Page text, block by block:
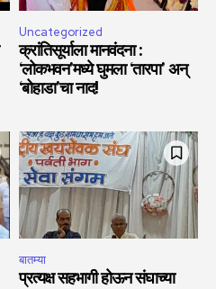
Uncategorized
क्रांतिसूर्याला मानवंदना :
‘लोकभवन’मध्ये घुमला ‘तारपा’ अन्
‘बोहाडा’चा नाद!
बातम्या
प्रत्यक्ष सहभागी होऊन संघाच्या